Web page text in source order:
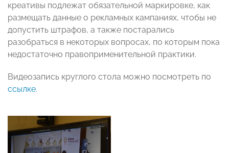
креативы подлежат обязательной маркировке, как
размещать данные о рекламных кампаниях, чтобы не
допустить штрафов, а также постарались
разобраться в некоторых вопросах, по которым пока
недостаточно правоприменительной практики.
Видеозапись круглого стола можно посмотреть по
ссылке.